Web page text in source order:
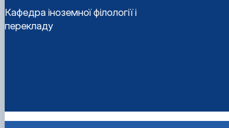
Кафедра іноземної філології і
перекладу